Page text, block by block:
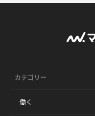
カテゴリー
働く